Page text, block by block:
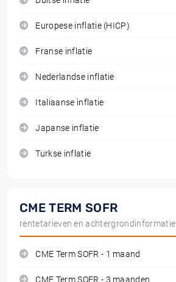
Europese inflatie (HICP)
Franse inflatie
Nederlandse inflatie
Italiaanse inflatie
Japanse inflatie
Turkse inflatie
CME TERM SOFR
rentetarieven en achtergrondinformatie
CME Term SOFR - 1 maand
CME Term SOFR - 3 maanden